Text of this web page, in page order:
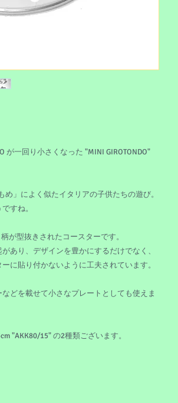
が一回り小さくなった "MINI GIROTONDO"
め」によく似たイタリアの子供たちの遊び。
すね。
が型抜きされたコースターです。
あり、デザインを豊かにするだけでなく、
に貼り付かないように工夫されています。
どを載せて小さなプレートとしても使えま
"AKK80/15" の2種類ございます。